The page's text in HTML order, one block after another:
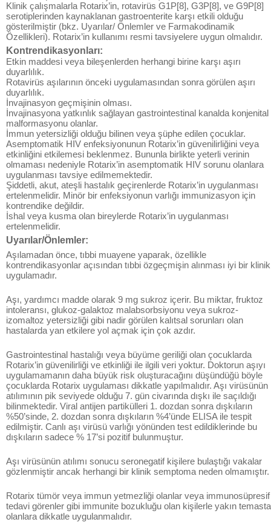
Klinik çalışmalarla Rotarix’in, rotavirüs G1P[8], G3P[8], ve G9P[8]
serotiplerinden kaynaklanan gastroenterite karşı etkili olduğu
gösterilmiştir (bkz. Uyarılar/ Önlemler ve Farmakodinamik
Özellikleri). Rotarix’in kullanımı resmi tavsiyelere uygun olmalıdır.
Kontrendikasyonları:
Etkin maddesi veya bileşenlerden herhangi birine karşı aşırı
duyarlılık.
Rotavirüs aşılarının önceki uygulamasından sonra görülen aşırı
duyarlılık.
İnvajinasyon geçmişinin olması.
İnvajinasyona yatkınlık sağlayan gastrointestinal kanalda konjenital
malformasyonu olanlar.
İmmun yetersizliği olduğu bilinen veya şüphe edilen çocuklar.
Asemptomatik HIV enfeksiyonunun Rotarix’in güvenilirliğini veya
etkinliğini etkilemesi beklenmez. Bununla birlikte yeterli verinin
olmaması nedeniyle Rotarix’in asemptomatik HIV sorunu olanlara
uygulanması tavsiye edilmemektedir.
Şiddetli, akut, ateşli hastalık geçirenlerde Rotarix’in uygulanması
ertelenmelidir. Minör bir enfeksiyonun varlığı immunizasyon için
kontrendike değildir.
İshal veya kusma olan bireylerde Rotarix’in uygulanması
ertelenmelidir.
Uyarılar/Önlemler:
Aşılamadan önce, tıbbi muayene yaparak, özellikle
kontrendikasyonlar açısından tıbbi özgeçmişin alınması iyi bir klinik
uygulamadır.
Aşı, yardımcı madde olarak 9 mg sukroz içerir. Bu miktar, fruktoz
intoleransı, glukoz-galaktoz malabsorbsiyonu veya sukroz-
izomaltoz yetersizliği gibi nadir görülen kalıtsal sorunları olan
hastalarda yan etkilere yol açmak için çok azdır.
Gastrointestinal hastalığı veya büyüme geriliği olan çocuklarda
Rotarix’in güvenilirliği ve etkinliği ile ilgili veri yoktur. Doktorun aşıyı
uygulamamanın daha büyük risk oluşturacağını düşündüğü böyle
çocuklarda Rotarix uygulaması dikkatle yapılmalıdır. Aşı virüsünün
atılımının pik seviyede olduğu 7. gün civarında dışkı ile saçıldığı
bilinmektedir. Viral antijen partikülleri 1. dozdan sonra dışkıların
%50’sinde, 2. dozdan sonra dışkıların %4’ünde ELISA ile tespit
edilmiştir. Canlı aşı virüsü varlığı yönünden test edildiklerinde bu
dışkıların sadece % 17’si pozitif bulunmuştur.
Aşı virüsünün atılımı sonucu seronegatif kişilere bulaştığı vakalar
gözlenmiştir ancak herhangi bir klinik semptoma neden olmamıştır.
Rotarix tümör veya immun yetmezliği olanlar veya immunosüpresif
tedavi görenler gibi immunite bozukluğu olan kişilerle yakın temasta
olanlara dikkatle uygulanmalıdır.